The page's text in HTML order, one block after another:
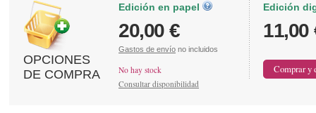
OPCIONES
DE COMPRA
Edición en papel
20,00 €
Gastos de envío no incluidos
No hay stock
Consultar disponibilidad
Edición
11,00